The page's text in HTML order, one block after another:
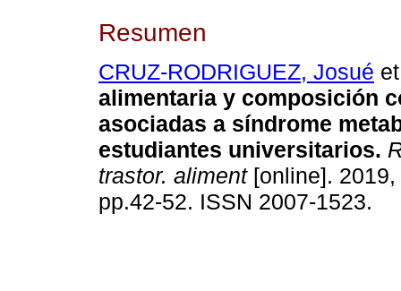
Resumen
CRUZ-RODRIGUEZ, Josué
alimentaria y composición
asociadas a síndrome
estudiantes universitarios.
trastor. aliment[online]. 2019,
pp.42-52. ISSN 2007-1523.